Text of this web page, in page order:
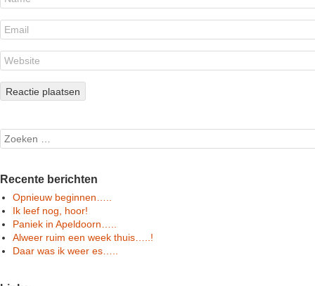
Search
Recente berichten
Opnieuw beginnen…..
Ik leef nog, hoor!
Paniek in Apeldoorn…..
Alweer ruim een week thuis…..!
Daar was ik weer es…..